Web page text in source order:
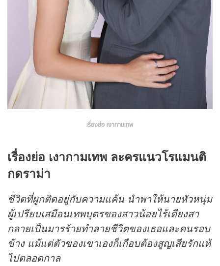
เรื่องย่อ เงากามเทพ
เรื่องย่อ เงากามเทพ ละครแนวโรแมนติ
กดราม่า
ชีวิตที่ผูกติดอยู่กับความแค้น นำพาให้นายหัวหนุ่ม
ผู้เปรียบเสมือนเทพบุตรของสาวน้อยไร้เดียงสา
กลายเป็นมารร้ายทำลายชีวิตของเธอและคนรอบ
ข้าง แม้แต่ตัวของเขาเองก็เกือบต้องสูญเสียรักแท้
ไปตลอดกาล